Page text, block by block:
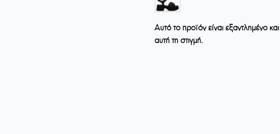
Αυτό το προϊόν είναι εξαντλημένο
αυτή τη στιγμή.